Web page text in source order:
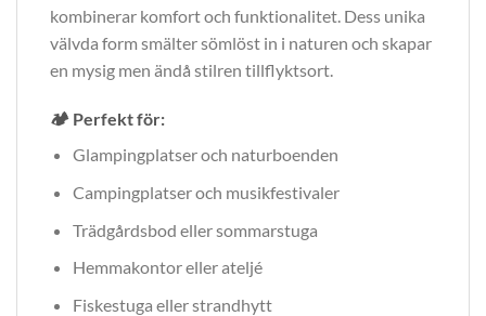
kombinerar komfort och funktionalitet. Dess unika
välvda form smälter sömlöst in i naturen och skapar
en mysig men ändå stilren tillflyktsort.
🏕 Perfekt för:
Glampingplatser och naturboenden
Campingplatser och musikfestivaler
Trädgårdsbod eller sommarstuga
Hemmakontor eller ateljé
Fiskestuga eller strandhytt